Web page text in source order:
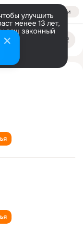
Войти
улучшить
менее 13 лет,
ваш законный